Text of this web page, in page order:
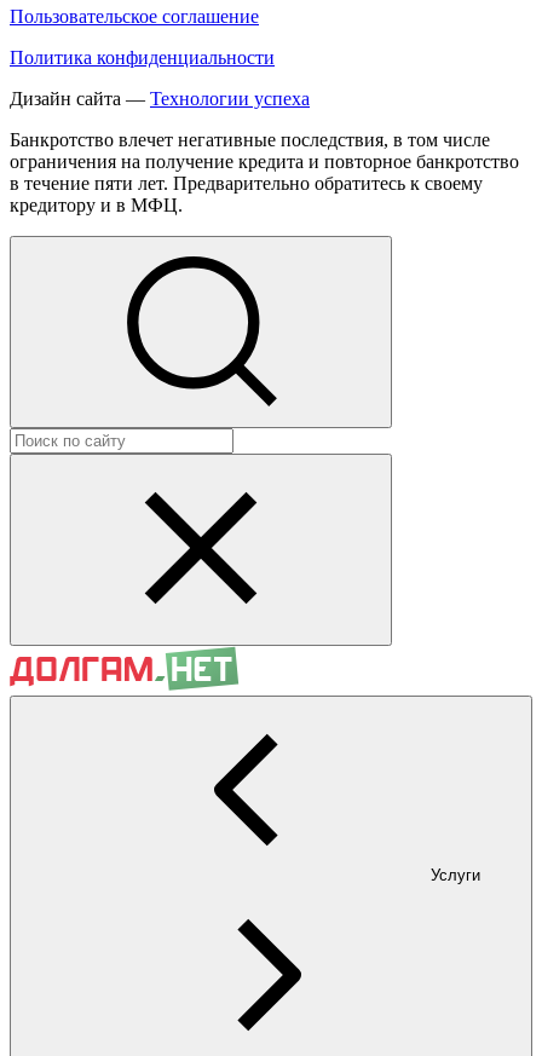
Пользовательское соглашение
Политика конфиденциальности
Дизайн сайта — Технологии успеха
Банкротство влечет негативные последствия, в том числе
ограничения на получение кредита и повторное банкротство
в течение пяти лет. Предварительно обратитесь к своему
кредитору и в МФЦ.
Услуги